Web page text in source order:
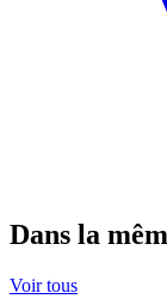
Dans la
Voir tous